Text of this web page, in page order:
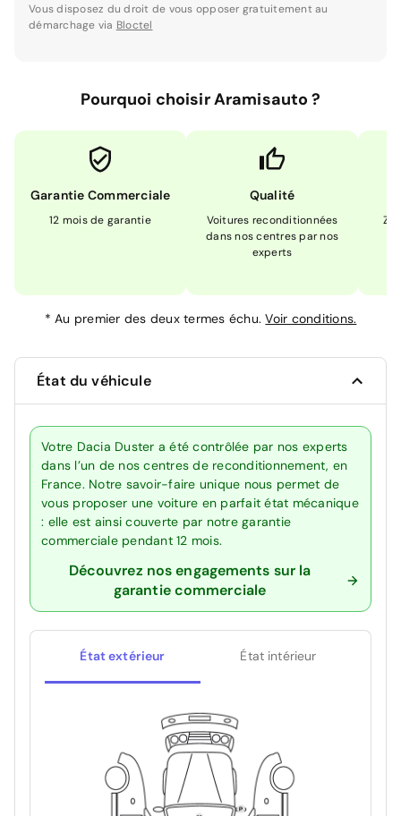
Vous disposez du droit de vous opposer gratuitement au
démarchage via Bloctel
Pourquoi choisir Aramisauto ?
Garantie Commerciale
12 mois de garantie
Qualité
Voitures reconditionnées
dans nos centres par nos
experts
*Au premier des deux termes échu.Voir conditions.
État du véhicule
Votre Dacia Duster a été contrôlée par nos experts
dans l’un de nos centres de reconditionnement, en
France. Notre savoir-faire unique nous permet de
vous proposer une voiture en parfait état mécanique
: elle est ainsi couverte par notre garantie
commerciale pendant 12 mois.
Découvrez nos engagements sur la
garantie commerciale
État extérieur État intérieur